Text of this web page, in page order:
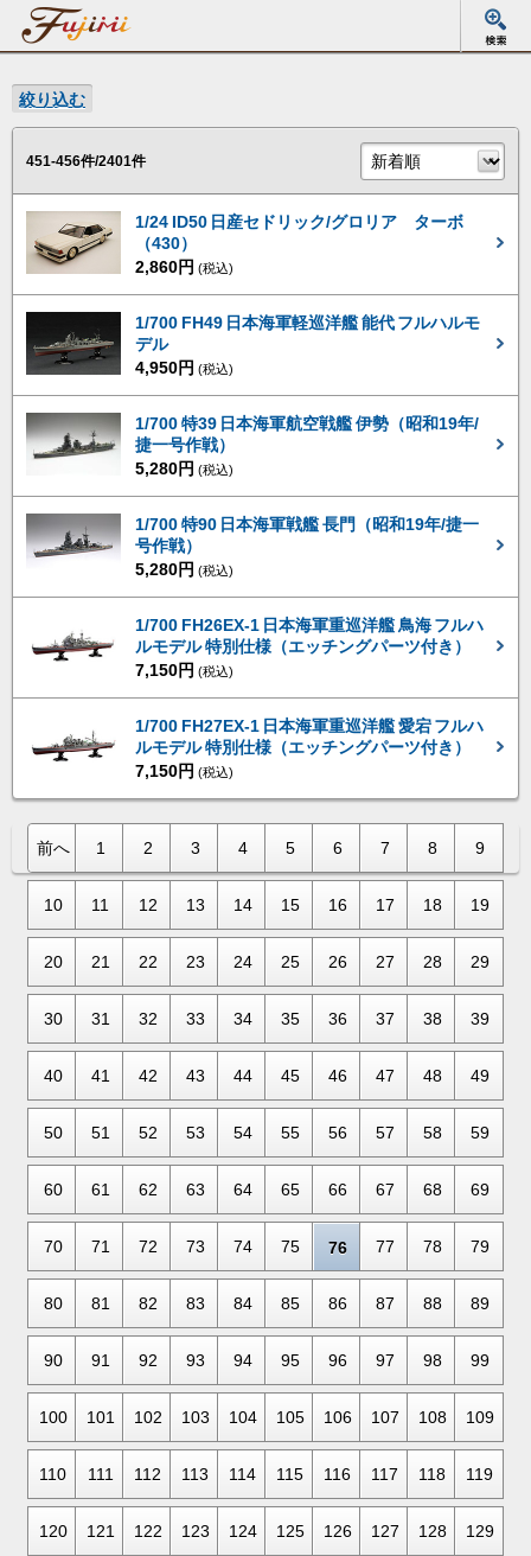
絞り込む
451-456件/2401件
1/24 ID50 日産セドリック/グロリア ターボ
（430）
2,860円 (税込)
1/700 FH49 日本海軍軽巡洋艦 能代 フルハルモ
デル
4,950円 (税込)
1/700 特39 日本海軍航空戦艦 伊勢（昭和19年/
捷一号作戦）
5,280円 (税込)
1/700 特90 日本海軍戦艦 長門（昭和19年/捷一
号作戦）
5,280円 (税込)
1/700 FH26EX-1 日本海軍重巡洋艦 鳥海 フルハ
ルモデル 特別仕様（エッチングパーツ付き）
7,150円 (税込)
1/700 FH27EX-1 日本海軍重巡洋艦 愛宕 フルハ
ルモデル 特別仕様（エッチングパーツ付き）
7,150円 (税込)
前へ 1 2 3 4 5 6 7 8 9
10 11 12 13 14 15 16 17 18 19
20 21 22 23 24 25 26 27 28 29
30 31 32 33 34 35 36 37 38 39
40 41 42 43 44 45 46 47 48 49
50 51 52 53 54 55 56 57 58 59
60 61 62 63 64 65 66 67 68 69
70 71 72 73 74 75 76 77 78 79
80 81 82 83 84 85 86 87 88 89
90 91 92 93 94 95 96 97 98 99
100 101 102 103 104 105 106 107 108 109
110 111 112 113 114 115 116 117 118 119
120 121 122 123 124 125 126 127 128 129